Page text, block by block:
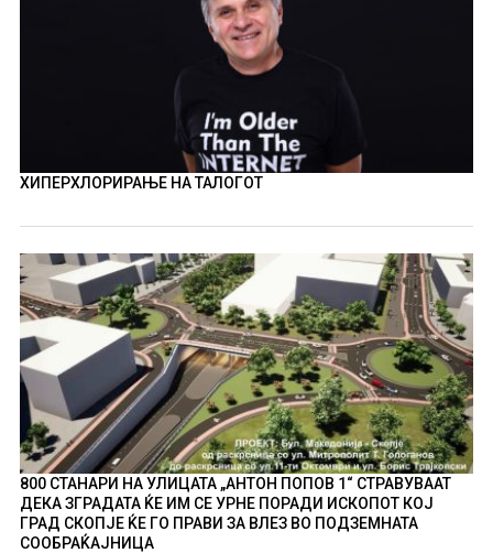
ХИПЕРХЛОРИРАЊЕ НА ТАЛОГОТ
800 СТАНАРИ НА УЛИЦАТА „АНТОН ПОПОВ 1“ СТРАВУВААТ
ДЕКА ЗГРАДАТА ЌЕ ИМ СЕ УРНЕ ПОРАДИ ИСКОПОТ КОЈ
ГРАД СКОПЈЕ ЌЕ ГО ПРАВИ ЗА ВЛЕЗ ВО ПОДЗЕМНАТА
СООБРАЌАЈНИЦА